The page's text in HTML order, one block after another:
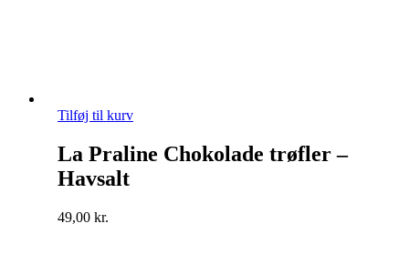
Tilføj til kurv
La Praline Chokolade trøfler –
Havsalt
49,00 kr.